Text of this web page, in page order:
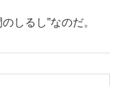
しるし”なのだ。